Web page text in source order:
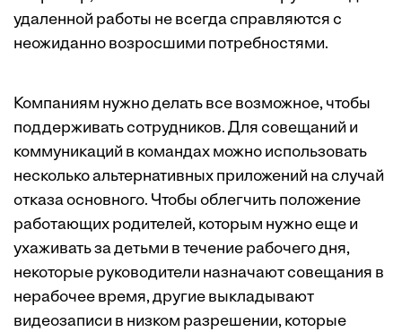
удаленной работы не всегда справляются с
неожиданно возросшими потребностями.
Компаниям нужно делать все возможное, чтобы
поддерживать сотрудников. Для совещаний и
коммуникаций в командах можно использовать
несколько альтернативных приложений на случай
отказа основного. Чтобы облегчить положение
работающих родителей, которым нужно еще и
ухаживать за детьми в течение рабочего дня,
некоторые руководители назначают совещания в
нерабочее время, другие выкладывают
видеозаписи в низком разрешении, которые